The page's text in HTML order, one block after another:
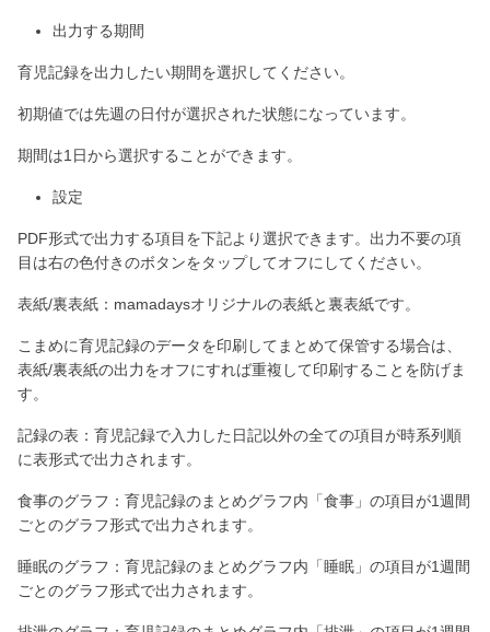
出力する期間
育児記録を出力したい期間を選択してください。
初期値では先週の日付が選択された状態になっています。
期間は1日から選択することができます。
設定
PDF形式で出力する項目を下記より選択できます。出力不要の項
目は右の色付きのボタンをタップしてオフにしてください。
表紙/裏表紙：mamadaysオリジナルの表紙と裏表紙です。
こまめに育児記録のデータを印刷してまとめて保管する場合は、
表紙/裏表紙の出力をオフにすれば重複して印刷することを防げま
す。
記録の表：育児記録で入力した日記以外の全ての項目が時系列順
に表形式で出力されます。
食事のグラフ：育児記録のまとめグラフ内「食事」の項目が1週間
ごとのグラフ形式で出力されます。
睡眠のグラフ：育児記録のまとめグラフ内「睡眠」の項目が1週間
ごとのグラフ形式で出力されます。